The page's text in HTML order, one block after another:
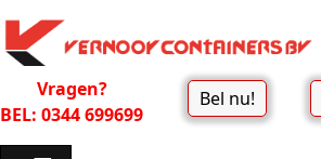
Vragen?
BEL: 0344 699699
Bel nu!